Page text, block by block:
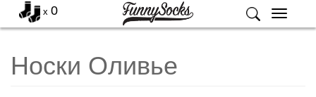
Меню
x 0
Носки Оливье